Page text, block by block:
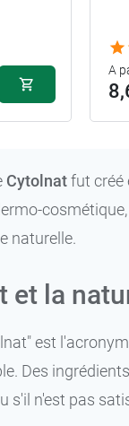
A
Cytolnatfut créé
naturelle.
et la
est
Des
s'il n'est pas